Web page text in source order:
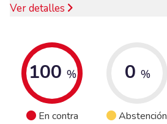
Ver detalles
100 %
En contra
0 %
Abstención